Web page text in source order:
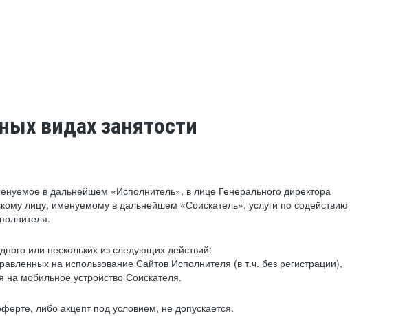
видах занятости
в дальнейшем «Исполнитель», в лице Генерального директора
лицу, именуемому в дальнейшем «Соискатель», услуги по содействию
или нескольких из следующих действий:
на использование Сайтов Исполнителя (в т.ч. без регистрации),
мобильное устройство Соискателя.
либо акцепт под условием, не допускается.